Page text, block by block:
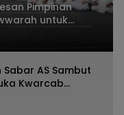
Pimpinan
untuk
AS Sambut
Kwarcab